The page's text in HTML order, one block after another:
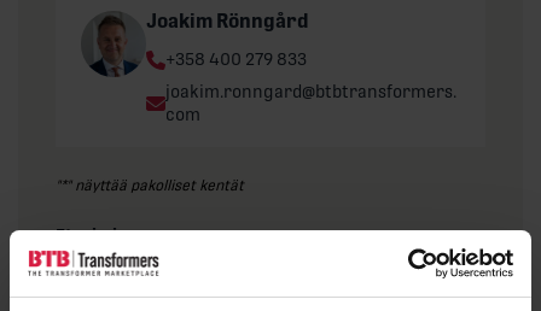
Joakim Rönngård
Phone:
+358 400 279 833
Email:
joakim.ronngard@btbtransformers.
com
"*" näyttää pakolliset kentät
Etunimi